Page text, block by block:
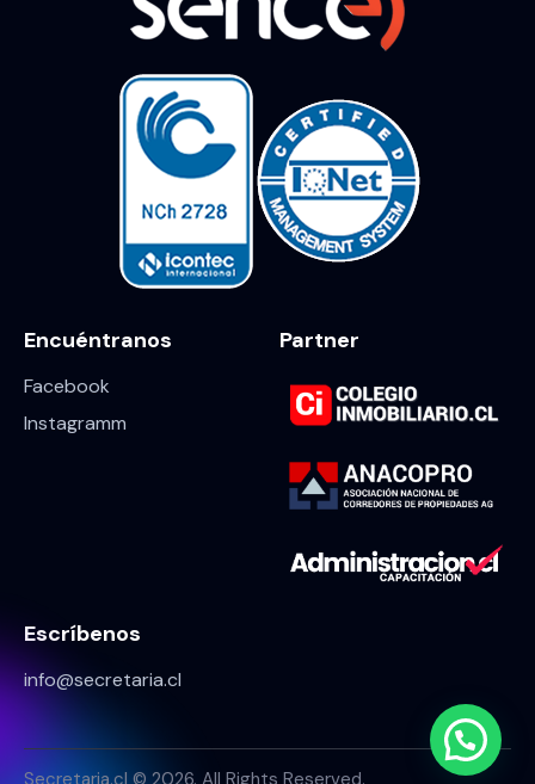
Encuéntranos
Facebook
Instagramm
Partner
Escríbenos
info@secretaria.cl
Secretaria.cl © 2026. All Rights Reserved.